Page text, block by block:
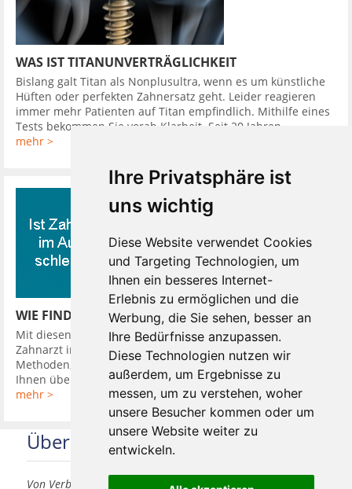
Ihre Privatsphäre ist
uns wichtig
Diese Website verwendet Cookies
und Targeting Technologien, um
Ihnen ein besseres Internet-
Erlebnis zu ermöglichen und die
Werbung, die Sie sehen, besser an
Ihre Bedürfnisse anzupassen.
Diese Technologien nutzen wir
außerdem, um Ergebnisse zu
messen, um zu verstehen, woher
unsere Besucher kommen oder um
unsere Website weiter zu
entwickeln.
WAS IST TITANUNVERTRÄGLICHKEIT
Bislang galt Titan als Nonplusultra, wenn es um künstliche
Hüften oder perfekten Zahnersatz geht. Leider reagieren
immer mehr Patienten auf Titan empfindlich. Mithilfe eines
Tests bekommen Sie vorab Klarheit. Seit 20 Jahren ...
mehr >
WIE FINDE ICH EINEN GUTEN ZAHNARZT
Mit diesen 10 Tipps finden Sie leicht einen guten günstigen
Zahnarzt in Ihrer Nähe. So hat Ihr Zahnarzt verschiedene
Methoden, Sie in seine Diagnose einzubeziehen. Er kann
Ihnen über Kamera oder ...
mehr >
Über uns
Von Verbrauchern für Verbraucher